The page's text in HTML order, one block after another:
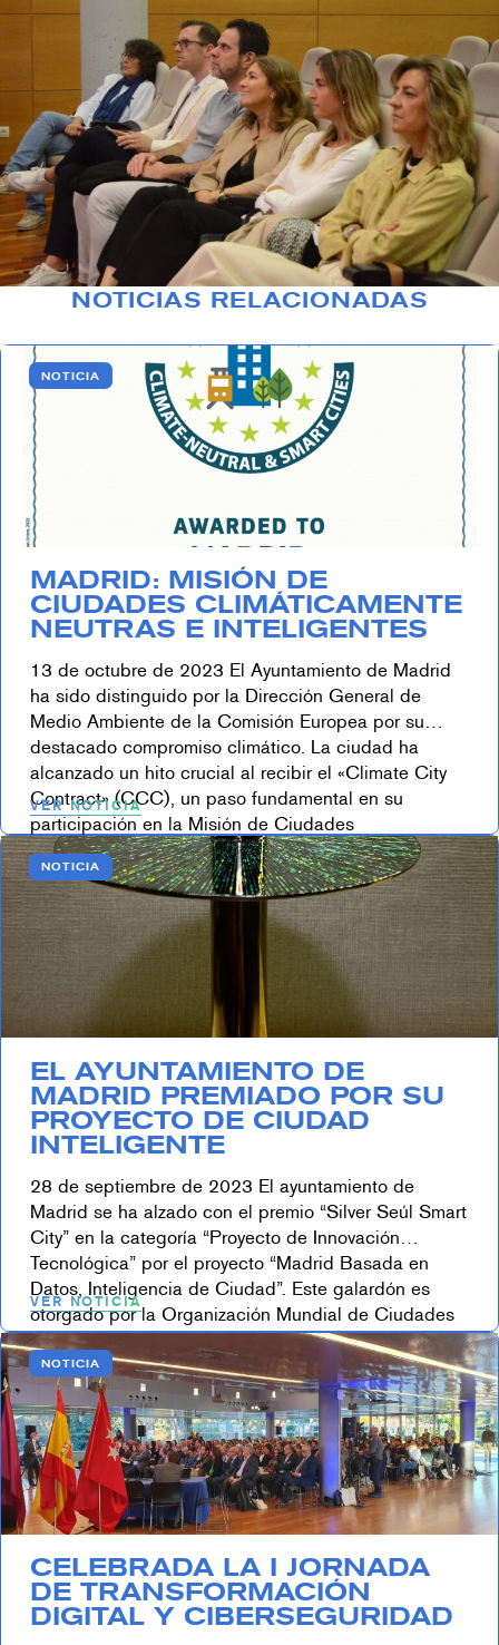
NOTICIAS RELACIONADAS
MADRID: MISIÓN DE
CIUDADES CLIMÁTICAMENTE
NEUTRAS E INTELIGENTES
13 de octubre de 2023 El Ayuntamiento de Madrid
ha sido distinguido por la Dirección General de
Medio Ambiente de la Comisión Europea por su
destacado compromiso climático. La ciudad ha
alcanzado un hito crucial al recibir el «Climate City
Contract» (CCC), un paso fundamental en su
participación en la Misión de Ciudades
Climáticamente Neutras […]
VER NOTICIA
NOTICIA
EL AYUNTAMIENTO DE
MADRID PREMIADO POR SU
PROYECTO DE CIUDAD
INTELIGENTE
28 de septiembre de 2023 El ayuntamiento de
Madrid se ha alzado con el premio “Silver Seúl Smart
City” en la categoría “Proyecto de Innovación
Tecnológica” por el proyecto “Madrid Basada en
Datos, Inteligencia de Ciudad”. Este galardón es
otorgado por la Organización Mundial de Ciudades
Sostenibles e Inteligentes. Fernando de Pablo,
director general de […]
VER NOTICIA
NOTICIA
CELEBRADA LA I JORNADA
DE TRANSFORMACIÓN
DIGITAL Y CIBERSEGURIDAD
NOTICIA